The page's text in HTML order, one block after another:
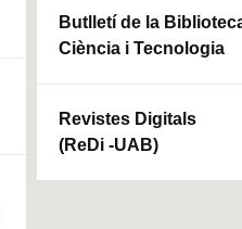
Butlletí de la
Ciència i Tecnologia
Revistes Digitals
(ReDi -UAB)